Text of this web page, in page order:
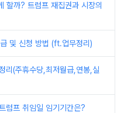
할까? 트럼프 재집권과 시장의
및 신청 방법 (ft.업무정리)
리(주휴수당,최저월급,연봉,실
럼프 취임일 임기기간은?